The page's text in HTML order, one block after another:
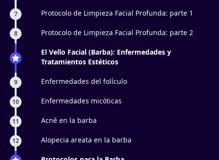
7 Protocolo de Limpieza Facial Profunda: parte 1
8 Protocolo de Limpieza Facial Profunda: parte 2
El Vello Facial (Barba): Enfermedades y
Tratamientos Estéticos
9 Enfermedades del folículo
10 Enfermedades micóticas
11 Acné en la barba
12 Alopecia areata en la barba